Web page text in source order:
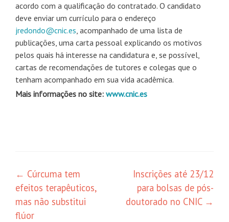
acordo com a qualificação do contratado. O candidato
deve enviar um currículo para o endereço
jredondo@cnic.es, acompanhado de uma lista de
publicações, uma carta pessoal explicando os motivos
pelos quais há interesse na candidatura e, se possível,
cartas de recomendações de tutores e colegas que o
tenham acompanhado em sua vida acadêmica.
Mais informações no site: www.cnic.es
Navegação
de
posts
← Cúrcuma tem
efeitos terapêuticos,
mas não substitui
flúor
Inscrições até 23/12
para bolsas de pós-
doutorado no CNIC →